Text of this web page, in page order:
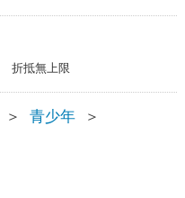
折抵無上限
＞ 青少年
＞